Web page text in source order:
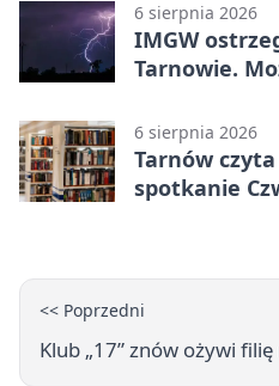
6 sierpnia 2026
IMGW
Tarnowie.
6 sierpnia 2026
Tarnów
spotkanie
<< Poprzedni
Klub „17” znów ożywi